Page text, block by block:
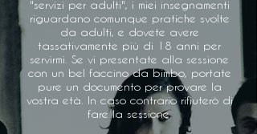
"servizi per adulti", i miei insegnamenti
riguardano comunque pratiche svolte
da adulti, e dovete avere
tassativamente più di 18 anni per
servirmi. Se vi presentate alla sessione
con un bel faccino da bimbo, portate
pure un documento per provare la
vostra età. In caso contrario rifiuterò di
fare la sessione.